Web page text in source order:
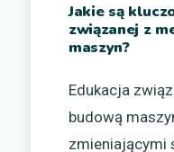
Jakie są
związanej z
maszyn?
Edukacja
budową
zmieniającymi